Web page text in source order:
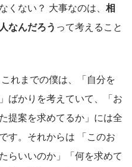
くない？ 大事なのは、 相
なんだろう って考えること
れまでの僕は、「自分を
ばかりを考えていて、「お
提案を求めてるか」には全
す。それからは 「このお
らいいのか」「何を求めて